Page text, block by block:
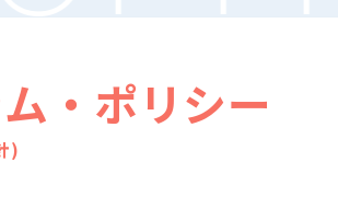
・ポリシー
)